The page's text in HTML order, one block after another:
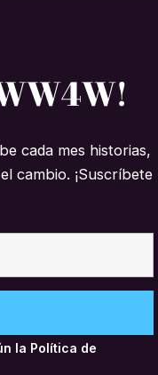
cada mes historias,
cambio. ¡Suscríbete
la Política de